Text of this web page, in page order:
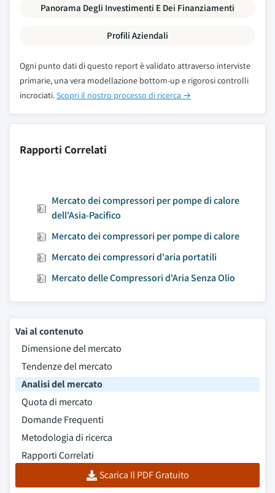
Panorama Degli Investimenti E Dei Finanziamenti
Profili Aziendali
Ogni punto dati di questo report è validato attraverso interviste
primarie, una vera modellazione bottom-up e rigorosi controlli
incrociati.Scopri il nostro processo di ricerca →
Rapporti Correlati
Mercato dei compressori per pompe di calore
dell'Asia-Pacifico
Mercato dei compressori per pompe di calore
Mercato dei compressori d'aria portatili
Mercato delle Compressori d'Aria Senza Olio
Vai al contenuto
Dimensione del mercato
Tendenze del mercato
Analisi del mercato
Quota di mercato
Domande Frequenti
Metodologia di ricerca
Rapporti Correlati
Scarica Il PDF Gratuito